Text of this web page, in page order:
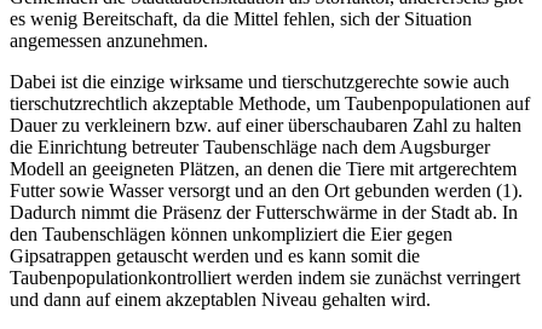
es wenig Bereitschaft, da die Mittel fehlen, sich der Situation
angemessen anzunehmen.
Dabei ist die einzige wirksame und tierschutzgerechte sowie auch
tierschutzrechtlich akzeptable Methode, um Taubenpopulationen auf
Dauer zu verkleinern bzw. auf einer überschaubaren Zahl zu halten
die Einrichtung betreuter Taubenschläge nach dem Augsburger
Modell an geeigneten Plätzen, an denen die Tiere mit artgerechtem
Futter sowie Wasser versorgt und an den Ort gebunden werden (1).
Dadurch nimmt die Präsenz der Futterschwärme in der Stadt ab. In
den Taubenschlägen können unkompliziert die Eier gegen
Gipsatrappen getauscht werden und es kann somit die
Taubenpopulationkontrolliert werden indem sie zunächst verringert
und dann auf einem akzeptablen Niveau gehalten wird.